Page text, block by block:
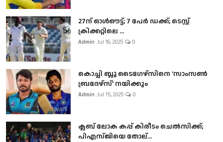
27ന് ഓൾഔട്ട്; 7 പേർ ഡക്ക്; ടെസ്റ്റ്
ക്രിക്കറ്റിലെ ...
Admin Jul 16, 2025 0
കൊച്ചി ബ്ലൂ ടൈഗേഴ്സിനെ 'സാംസൺ
ബ്രദേഴ്സ്' നയിക്കും
Admin Jul 15, 2025 0
ക്ലബ് ലോക കപ്പ് കിരീടം ചെല്‍സിക്ക്;
പിഎസ്ജിയെ തോല്...